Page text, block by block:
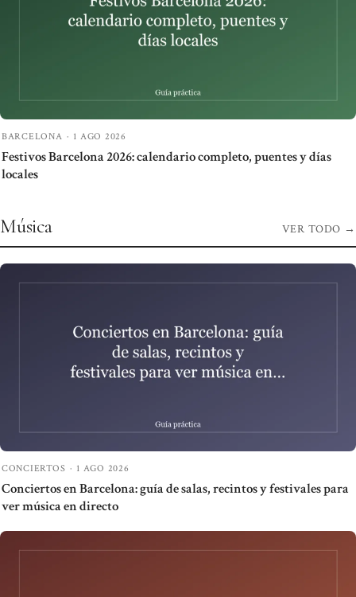
BARCELONA · 1 AGO 2026
Festivos Barcelona 2026: calendario completo, puentes y días
locales
Música VER TODO →
CONCIERTOS · 1 AGO 2026
Conciertos en Barcelona: guía de salas, recintos y festivales para
ver música en directo